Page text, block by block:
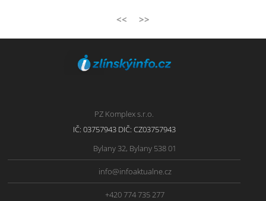
<< >>
PZ Komplex s.r.o.
IČ: 03757943 DIČ: CZ03757943
Bylany 32, Bylany 538 01
info@infoaktualne.cz
+420 774 735 277